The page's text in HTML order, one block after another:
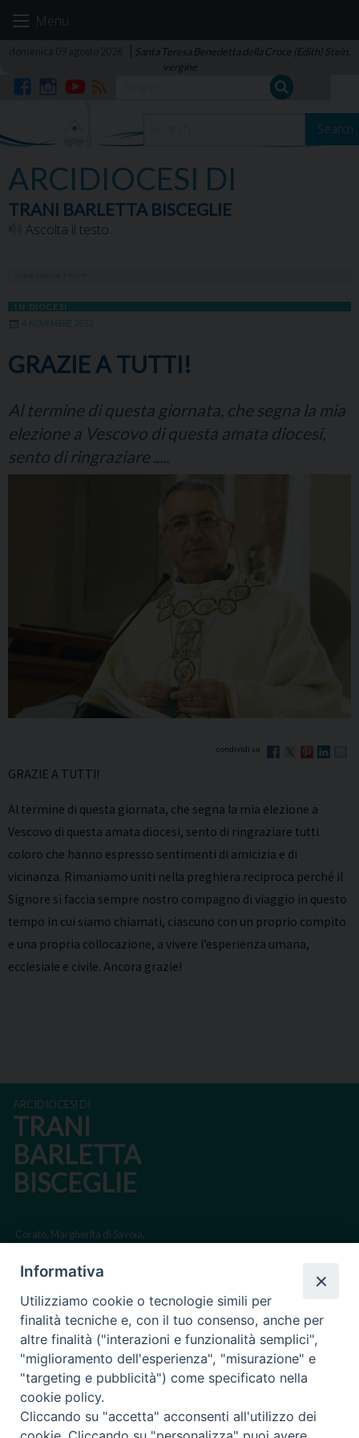
Menu
Santa Teresa Benedetta della Croce (Edith) Stein,
vergine
Search
ARCIDIOCESI DI
TRANI BARLETTA BISCEGLIE
Ascolta il testo
IN DIOCESI
4 NOVEMBRE 2022
GRAZIE A TUTTI!
Al termine di questa giornata, che segna la mia
elezione a Vescovo di questa amata diocesi,
sento di ringraziare .....
GRAZIE A TUTTI!
Al termine di questa giornata, che segna la mia elezione a
Vescovo di questa amata diocesi, sento di ringraziare tutti
coloro che hanno espresso sentimenti di amicizia e di
vicinanza. Rimaniamo uniti nella preghiera reciproca perché il
Signore si faccia sempre nostro compagno di viaggio in questo
tempo in cui siamo chiamati, ciascuno con un proprio compito
e una propria collocazione, a vivere l’esperienza umana,
ecclesiale e civile. Ancora grazie!
ARCIDIOCESI DI
TRANI
BARLETTA
BISCEGLIE
Corato, Margherita di Savoia,
Regione ecclesiastica Puglia
Via Beltrani, 9
76125 Trani BT
Centralino Tel. 0883 494211
Cancelleria Tel. 0883 494204
Informativa
Utilizziamo cookie o tecnologie simili per
finalità tecniche e, con il tuo consenso, anche per
altre finalità ("interazioni e funzionalità semplici",
"miglioramento dell'esperienza", "misurazione" e
"targeting e pubblicità") come specificato nella
cookie policy.
Cliccando su "accetta" acconsenti all'utilizzo dei